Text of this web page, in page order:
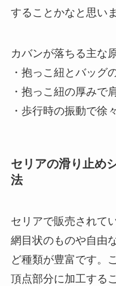
することかなと思いま
カバンが落ちる主な
・抱っこ紐とバッグ
・抱っこ紐の厚みで
・歩行時の振動で徐
セリアの滑り止め
法
セリアで販売されて
網目状のものや自由
ど種類が豊富です。
頂点部分に加工する